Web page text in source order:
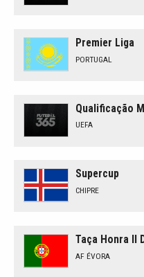
Premier Liga
PORTUGAL
Qualificação
UEFA
Supercup
CHIPRE
Taça Honra II
AF ÉVORA